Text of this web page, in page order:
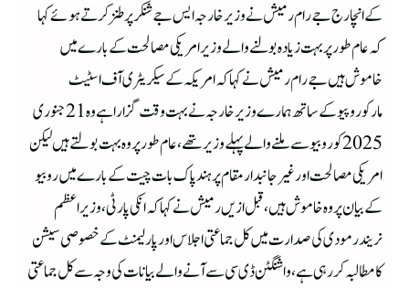
کےانچارج جےرام رمیش نے وزیر خارجہ ایس جے شنکر پر طنز کرتے ہوئے کہا
کہ عام طور پر بہت زیادہ بولنے والے وزیر امریکی مصالحت کے بارے میں
خاموش ہیں جےرام رمیش نے کہا کہ امریکہ کے سیکریٹری آف اسٹیٹ
مارکوروپیو کے ساتھ ہمارے وزیر خارجہ نے بہت وقت گزارا ہے وہ 21 جنوری
2025 کو روبیو سے ملنے والے پہلے وزیر تھے، عام طور پر وہ بہت بولتے ہیں لیکن
امریکی مصالحت اور غیر جانبدار مقام پر ہند پاک بات چیت کے بارے میں روبیو
کے بیان پر وہ خاموش ہیں،قبل ازیں رمیش نے کہا کہ انکی پارٹی، وزیراعظم
نریندر مودی کی صدارت میں کل جماعتی اجلاس اور پارلیمنٹ کے خصوصی سیشن
کا مطالبہ کر رہی ہے، واشنگٹن ڈی سی سے آنے والے بیانات کی وجہ سے کل جماعتی